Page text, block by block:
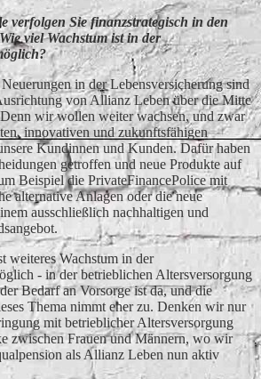
verfolgen Sie finanzstrategisch in den
viel Wachstum ist in der
in der Lebensversicherung sind
von Allianz Leben über die Mitte
Denn wir wollen weiter wachsen, und zwar
innovativen und zukunftsfähigen
Kundinnen und Kunden. Dafür haben
getroffen und neue Produkte auf
Beispiel die PrivateFinancePolice mit
alternative Anlagen oder die neue
ausschließlich nachhaltigen und
weiteres Wachstum in der
- in der betrieblichen Altersversorgung
Bedarf an Vorsorge ist da, und die
Thema nimmt eher zu. Denken wir nur
mit betrieblicher Altersversorgung
zwischen Frauen und Männern, wo wir
als Allianz Leben nun aktiv